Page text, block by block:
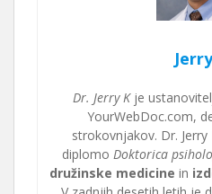
Dr. Jerry Kje
YourWebDoc.com,
strokovnjakov. Dr.
diplomo Doktorica
družinske medicine in